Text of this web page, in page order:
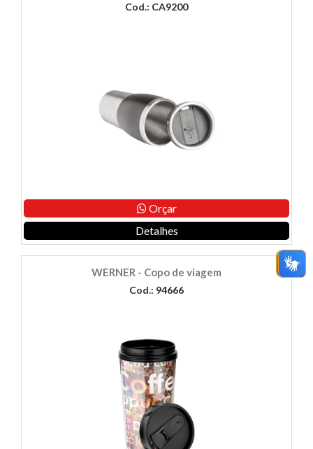
Cod.: CA9200
Orçar
Detalhes
WERNER - Copo de viagem
Cod.: 94666